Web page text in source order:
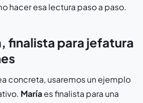
hacer esa lectura paso a paso.
finalista para jefatura
concreta, usaremos un ejemplo
Maríaes finalista para una